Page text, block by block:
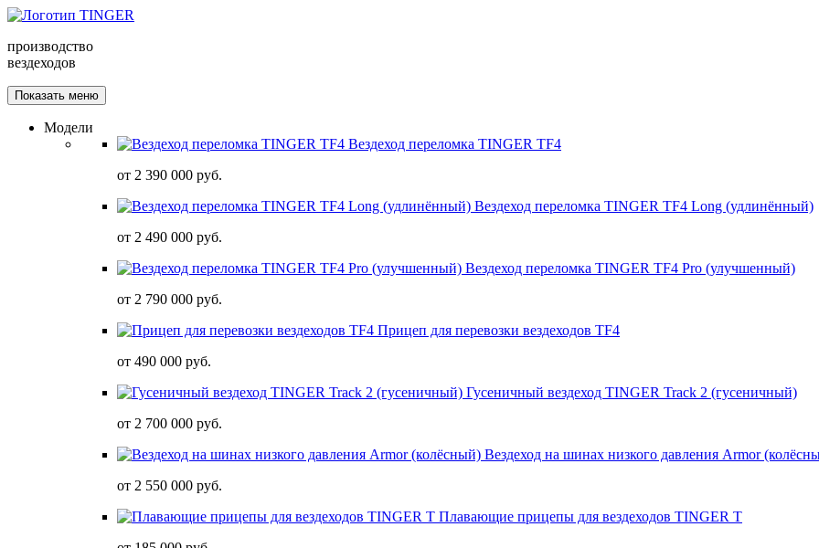
производство
вездеходов
Показать меню
Модели
Вездеход переломка TINGER TF4
от 2 390 000 руб.
Вездеход переломка TINGER TF4 Long (удлинённый)
от 2 490 000 руб.
Вездеход переломка TINGER TF4 Pro (улучшенный)
от 2 790 000 руб.
Прицеп для перевозки вездеходов TF4
от 490 000 руб.
Гусеничный вездеход TINGER Track 2 (гусеничный)
от 2 700 000 руб.
Вездеход на шинах низкого давления Armor
от 2 550 000 руб.
Плавающие прицепы для вездеходов TINGER T